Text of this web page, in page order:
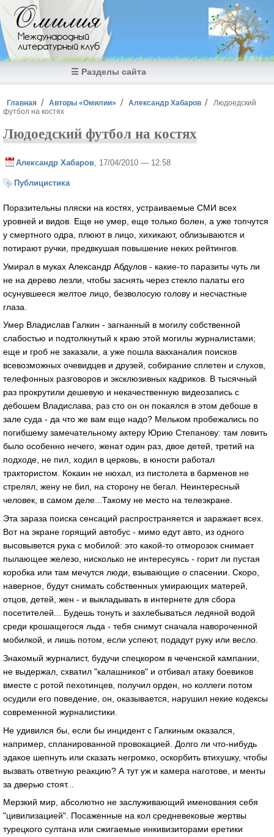
Перейти к основному содержанию
Омилия
Международный
литературный клуб
☰ Разделы сайта
Вы здесь
Главная Авторы «Омилии» Александр Хабаров
Людоедский
футбол на костях
Людоедский футбол на костях
Александр Хабаров , 17/04/2010 — 12:58
Публицистика
Поразительны пляски на костях, устраиваемые СМИ всех
уровней и видов. Еще не умер, еще только болен, а уже топчутся
у смертного одра, плюют в лицо, хихикают, облизываются и
потирают ручки, предвкушая повышение неких рейтингов.
Умирал в муках Александр Абдулов - какие-то паразиты чуть ли
не на дерево лезли, чтобы заснять через стекло палаты его
осунувшееся желтое лицо, безволосую голову и несчастные
глаза.
Умер Владислав Галкин - загнанный в могилу собственной
слабостью и подтолкнутый к краю этой могилы журналистами;
еще и гроб не заказали, а уже пошла вакханалия поисков
всевозможных очевидцев и друзей, собирание сплетен и слухов,
телефонных разговоров и эксклюзивных кадриков. В тысячный
раз прокрутили дешевую и некачественную видеозапись с
дебошем Владислава, раз сто он он покаялся в этом дебоше в
зале суда - да что же вам еще надо? Мельком пробежались по
погибшему замечательному актеру Юрию Степанову: там ловить
было особенно нечего, женат один раз, двое детей, третий на
подходе, не пил, ходил в церковь, в юности работал
трактористом. Кокаин не нюхал, из пистолета в барменов не
стрелял, жену не бил, на сторону не бегал. Неинтересный
человек, в самом деле...Такому не место на телеэкране.
Эта зараза поиска сенсаций распространяется и заражает всех.
Вот на экране горящий автобус - мимо едут авто, из одного
высовывется рука с мобилой: это какой-то отморозок снимает
пылающее железо, нисколько не интересуясь - горит ли пустая
коробка или там мечутся люди, взывающие о спасении. Скоро,
наверное, будут снимать собственных умирающих матерей,
отцов, детей, жен - и выкладывать в интернете для сбора
посетителей... Будешь тонуть и захлебываться ледяной водой
среди крошащегося льда - тебя снимут сначала навороченной
мобилкой, и лишь потом, если успеют, подадут руку или весло.
Знакомый журналист, будучи спецкором в чеченской кампании,
не выдержал, схватил "калашников" и отбивал атаку боевиков
вместе с ротой пехотинцев, получил орден, но коллеги потом
осудили его поведение, он, оказывается, нарушил некие кодексы
современной журналистики.
Не удивился бы, если бы инцидент с Галкиным оказался,
например, спланированной провокацией. Долго ли что-нибудь
эдакое шепнуть или сказать негромко, оскорбить втихушку, чтобы
вызвать ответную реакцию? А тут уж и камера наготове, и менты
за дверью стоят...
Мерзкий мир, абсолютно не заслуживающий именования себя
"цивилизацией". Посаженные на кол средневековые жертвы
турецкого султана или сжигаемые инкивизиторами еретики